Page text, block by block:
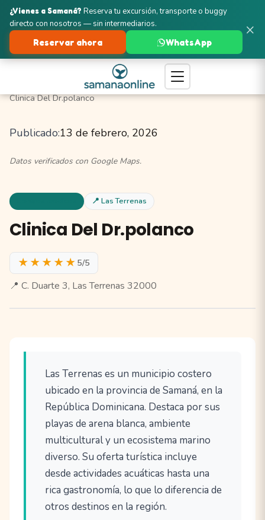
Turismo en Samaná Las Terrenas
Centros Médicos
Clinica Del Dr.polanco
Publicado:13 de febrero, 2026
Datos verificados con Google Maps.
📍 Las Terrenas
Clinica Del Dr.polanco
★★★★★ 5/5
📍 C. Duarte 3, Las Terrenas 32000
Las Terrenas es un municipio costero
ubicado en la provincia de Samaná, en la
República Dominicana. Destaca por sus
playas de arena blanca, ambiente
multicultural y un ecosistema marino
diverso. Su oferta turística incluye
desde actividades acuáticas hasta una
rica gastronomía, lo que lo diferencia de
otros destinos en la región.
×
¿Vienes a Samaná? Reserva tu excursión, transporte o buggy
directo con nosotros — sin intermediarios.
Reservar ahora WhatsApp